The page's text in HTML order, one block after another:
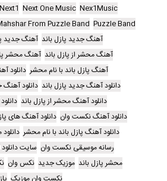
Nex1Music
Next One Music
Next1
Puzzle Band
From Puzzle Band
آهنگ جدید پازل باند آهنگ جدید
آهنگ محشر از پازل باند آهنگ محشر
آهنگ پازل باند با نام محشر دانلود
دانلود آهنگ جدید پازل باند دانلود آهنگ
دانلود آهنگ محشر از پازل باند
دانلود آهنگ نکست وان دانلود آهنگ های
دانلود آهنگ پازل باند با نام محشر
رسانه موسیقی نکست وان سایت
محشر پازل باند موزیک جدید نکس وان